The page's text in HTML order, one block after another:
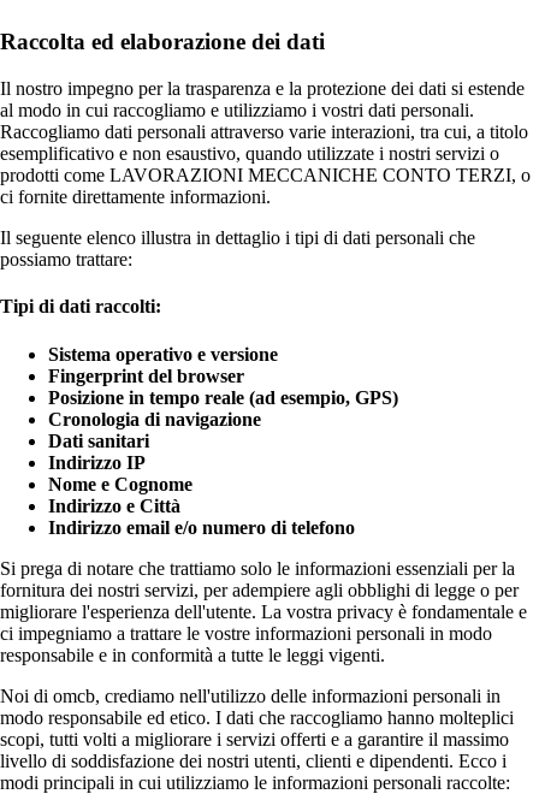
Raccolta ed elaborazione dei dati
Il nostro impegno per la trasparenza e la protezione dei dati si estende
al modo in cui raccogliamo e utilizziamo i vostri dati personali.
Raccogliamo dati personali attraverso varie interazioni, tra cui, a titolo
esemplificativo e non esaustivo, quando utilizzate i nostri servizi o
prodotti come LAVORAZIONI MECCANICHE CONTO TERZI, o
ci fornite direttamente informazioni.
Il seguente elenco illustra in dettaglio i tipi di dati personali che
possiamo trattare:
Tipi di dati raccolti:
Sistema operativo e versione
Fingerprint del browser
Posizione in tempo reale (ad esempio, GPS)
Cronologia di navigazione
Dati sanitari
Indirizzo IP
Nome e Cognome
Indirizzo e Città
Indirizzo email e/o numero di telefono
Si prega di notare che trattiamo solo le informazioni essenziali per la
fornitura dei nostri servizi, per adempiere agli obblighi di legge o per
migliorare l'esperienza dell'utente. La vostra privacy è fondamentale e
ci impegniamo a trattare le vostre informazioni personali in modo
responsabile e in conformità a tutte le leggi vigenti.
Noi di omcb, crediamo nell'utilizzo delle informazioni personali in
modo responsabile ed etico. I dati che raccogliamo hanno molteplici
scopi, tutti volti a migliorare i servizi offerti e a garantire il massimo
livello di soddisfazione dei nostri utenti, clienti e dipendenti. Ecco i
modi principali in cui utilizziamo le informazioni personali raccolte: